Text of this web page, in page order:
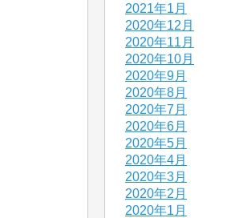
2021年1月
2020年12月
2020年11月
2020年10月
2020年9月
2020年8月
2020年7月
2020年6月
2020年5月
2020年4月
2020年3月
2020年2月
2020年1月